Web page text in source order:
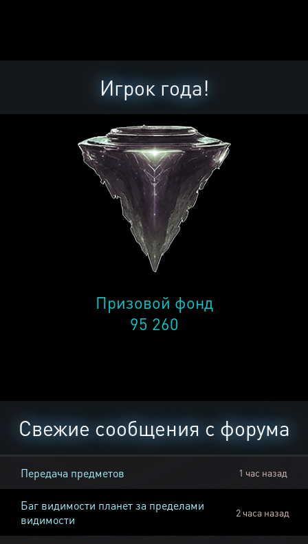
Игрок года!
Призовой фонд
95 260
Свежие сообщения с форума
Передача предметов 1 час назад
Баг видимости планет за пределами
видимости
2 часа назад